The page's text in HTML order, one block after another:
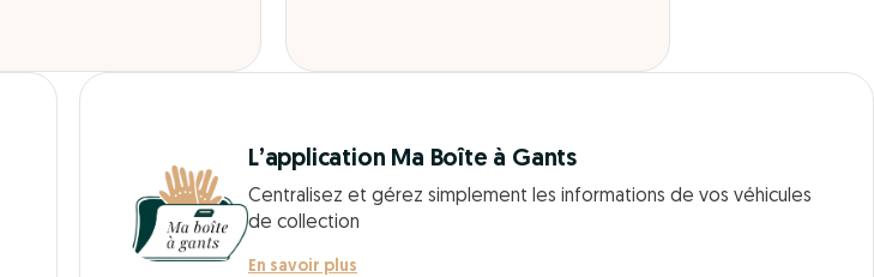
L’application Ma Boîte à Gants
Centralisez et gérez simplement les informations de vos véhicules
de collection
En savoir plus